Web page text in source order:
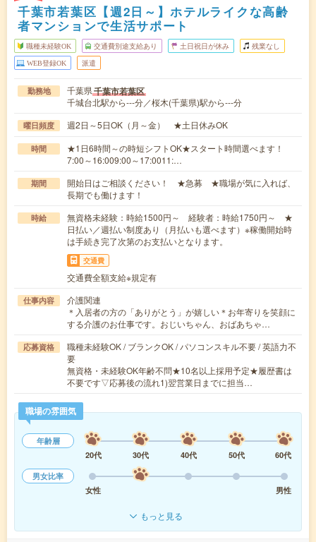
千葉市若葉区【週2日～】ホテルライクな高齢
者マンションで生活サポート
職種未経験OK 交通費別途支給あり 土日祝日が休み 残業なし
WEB登録OK 派遣
勤務地 千葉県千葉市若葉区
千城台北駅から---分／桜木(千葉県)駅から---分
曜日頻度 週2日～5日OK（月～金） ★土日休みOK
時間
★1日6時間～の時短シフトOK★スタート時間選べます！
7:00～16:009:00～17:0011:…
期間
開始日はご相談ください！ ★急募 ★職場が気に入れば、
長期でも働けます！
時給
無資格未経験：時給1500円～ 経験者：時給1750円～ ★
日払い／週払い制度あり（月払いも選べます）※稼働開始時
は手続き完了次第のお支払いとなります。
交通費
交通費全額支給※規定有
仕事内容
介護関連
＊入居者の方の「ありがとう」が嬉しい＊お年寄りを笑顔に
する介護のお仕事です。おじいちゃん、おばあちゃ…
応募資格
職種未経験OK / ブランクOK / パソコンスキル不要 / 英語力不
要
無資格・未経験OK年齢不問★10名以上採用予定★履歴書は
不要です▽応募後の流れ1)翌営業日までに担当…
職場の雰囲気
年齢層
20代
30代 40代 50代
60代
男女比率
女性
男性
もっと見る